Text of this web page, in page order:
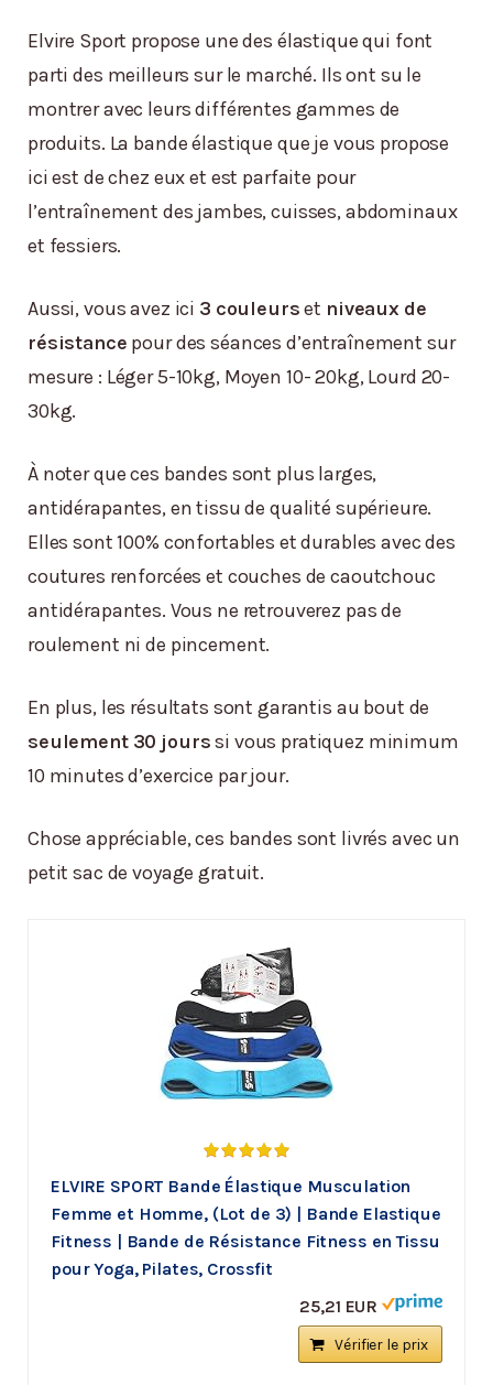
Elvire Sport propose une des élastique qui font
parti des meilleurs sur le marché. Ils ont su le
montrer avec leurs différentes gammes de
produits. La bande élastique que je vous propose
ici est de chez eux et est parfaite pour
l’entraînement des jambes, cuisses, abdominaux
et fessiers.
Aussi, vous avez ici 3 couleurset niveaux de
résistance pour des séances d’entraînement sur
mesure : Léger 5-10kg, Moyen 10- 20kg, Lourd 20-
30kg.
À noter que ces bandes sont plus larges,
antidérapantes, en tissu de qualité supérieure.
Elles sont 100% confortables et durables avec des
coutures renforcées et couches de caoutchouc
antidérapantes. Vous ne retrouverez pas de
roulement ni de pincement.
En plus, les résultats sont garantis au bout de
seulement 30 jourssi vous pratiquez minimum
10 minutes d’exercice par jour.
Chose appréciable, ces bandes sont livrés avec un
petit sac de voyage gratuit.
ELVIRE SPORT Bande Élastique Musculation
Femme et Homme, (Lot de 3) | Bande Elastique
Fitness | Bande de Résistance Fitness en Tissu
pour Yoga, Pilates, Crossfit
25,21 EUR
Vérifier le prix